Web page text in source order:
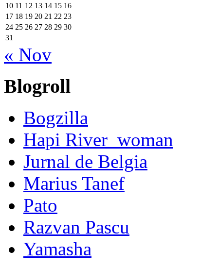
10 11 12 13 14 15 16
17 18 19 20 21 22 23
24 25 26 27 28 29 30
31
« Nov
Blogroll
Bogzilla
Hapi River_woman
Jurnal de Belgia
Marius Tanef
Pato
Razvan Pascu
Yamasha